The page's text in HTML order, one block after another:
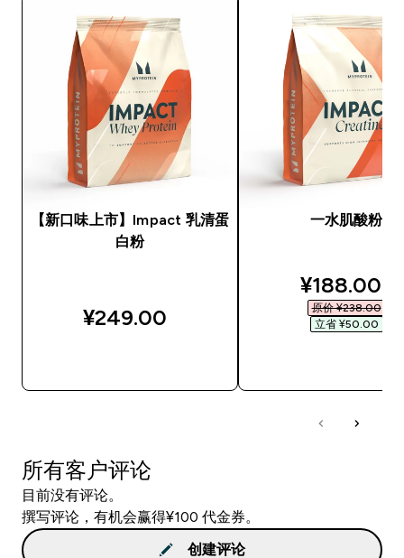
【新口味上市】Impact 乳清蛋
白粉
¥249.00‎
一水肌酸粉
¥188.00‎
原价 ¥238.00‎
立省 ¥50.00‎
所有客户评论
目前没有评论。
撰写评论，有机会赢得¥100 代金券。
创建评论